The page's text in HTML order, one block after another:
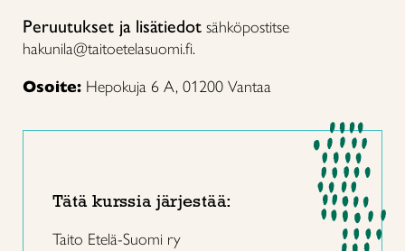
Peruutukset ja lisätiedot sähköpostitse
hakunila@taitoetelasuomi.fi.
Osoite: Hepokuja 6 A, 01200 Vantaa
Tätä kurssia järjestää:
Taito Etelä-Suomi ry